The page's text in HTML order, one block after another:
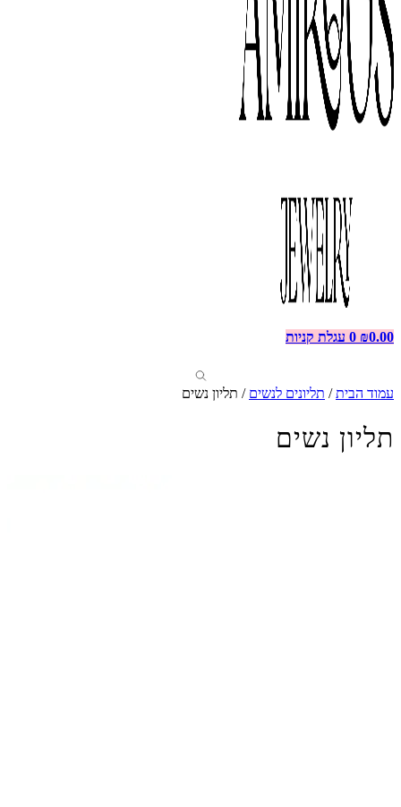
₪0.00
0 עגלת קניות
עמוד הבית/ תליונים לנשים / תליון נשים
תליון נשים